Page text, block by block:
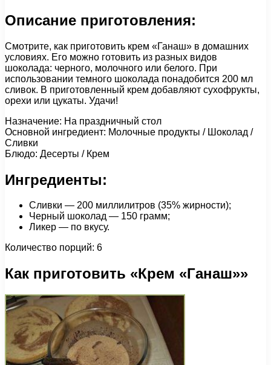
Описание приготовления:
Смотрите, как приготовить крем «Ганаш» в домашних
условиях. Его можно готовить из разных видов
шоколада: черного, молочного или белого. При
использовании темного шоколада понадобится 200 мл
сливок. В приготовленный крем добавляют сухофрукты,
орехи или цукаты. Удачи!
Назначение: На праздничный стол
Основной ингредиент: Молочные продукты / Шоколад /
Сливки
Блюдо: Десерты / Крем
Ингредиенты:
Сливки — 200 миллилитров (35% жирности);
Черный шоколад — 150 грамм;
Ликер — по вкусу.
Количество порций: 6
Как приготовить «Крем «Ганаш»»